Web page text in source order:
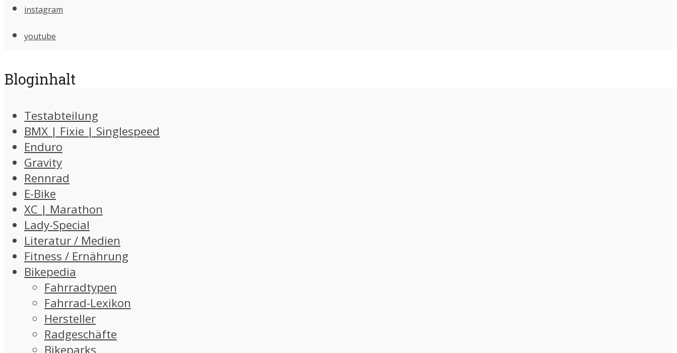
instagram
youtube
Bloginhalt
Testabteilung
BMX | Fixie | Singlespeed
Enduro
Gravity
Rennrad
E-Bike
XC | Marathon
Lady-Special
Literatur / Medien
Fitness / Ernährung
Bikepedia
Fahrradtypen
Fahrrad-Lexikon
Hersteller
Radgeschäfte
Bikeparks